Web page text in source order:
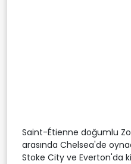
Saint-Étienne doğumlu
arasında Chelsea'de
Stoke City ve Everton'da